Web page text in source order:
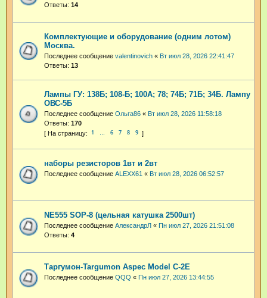
Ответы: 14
Комплектующие и оборудование (одним лотом)
Москва.
Последнее сообщение valentinovich « Вт июл 28, 2026 22:41:47
Ответы: 13
Лампы ГУ: 138Б; 108-Б; 100А; 78; 74Б; 71Б; 34Б. Лампу
ОВС-5Б
Последнее сообщение Ольга86 « Вт июл 28, 2026 11:58:18
Ответы: 170
1 6 7 8 9
наборы резисторов 1вт и 2вт
Последнее сообщение ALEXX61 « Вт июл 28, 2026 06:52:57
NE555 SOP-8 (цельная катушка 2500шт)
Последнее сообщение АлександрЛ « Пн июл 27, 2026 21:51:08
Ответы: 4
Таргумон-Targumon Aspec Model C-2E
Последнее сообщение QQQ « Пн июл 27, 2026 13:44:55